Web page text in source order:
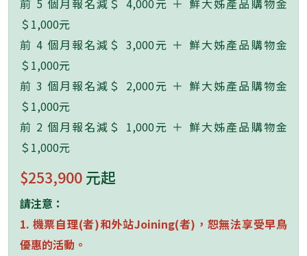
前 5 個月報名減＄ 4,000元 ＋ 鮮大姊產品購物金
＄1,000元
前 4 個月報名減＄ 3,000元 ＋ 鮮大姊產品購物金
＄1,000元
前 3 個月報名減＄ 2,000元 ＋ 鮮大姊產品購物金
＄1,000元
前 2 個月報名減＄ 1,000元 ＋ 鮮大姊產品購物金
＄1,000元
$253,900元起
請注意：
1. 機票自理(者)和外站Joining(者) ，恕無法享受早鳥
優惠的活動。